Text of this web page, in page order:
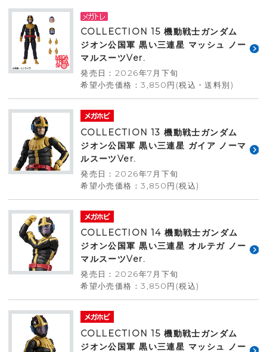
COLLECTION 15 機動戦士ガンダム
ジオン公国軍 黒い三連星 マッシュ ノー
マルスーツVer.
発売日：2026年7月下旬
希望小売価格：3,850円(税込・送料別)
COLLECTION 13 機動戦士ガンダム
ジオン公国軍 黒い三連星 ガイア ノーマ
ルスーツVer.
発売日：2026年7月下旬
希望小売価格：3,850円(税込)
COLLECTION 14 機動戦士ガンダム
ジオン公国軍 黒い三連星 オルテガ ノー
マルスーツVer.
発売日：2026年7月下旬
希望小売価格：3,850円(税込)
COLLECTION 15 機動戦士ガンダム
ジオン公国軍 黒い三連星 マッシュ ノー